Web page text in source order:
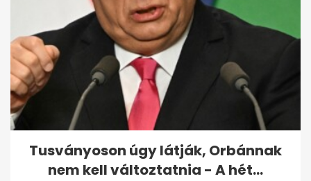
Köztársaságielnök-jelölt:
különös, amit észrevett
Török...
Tusványoson úgy látják, Orbánnak
nem kell változtatnia - A hét...